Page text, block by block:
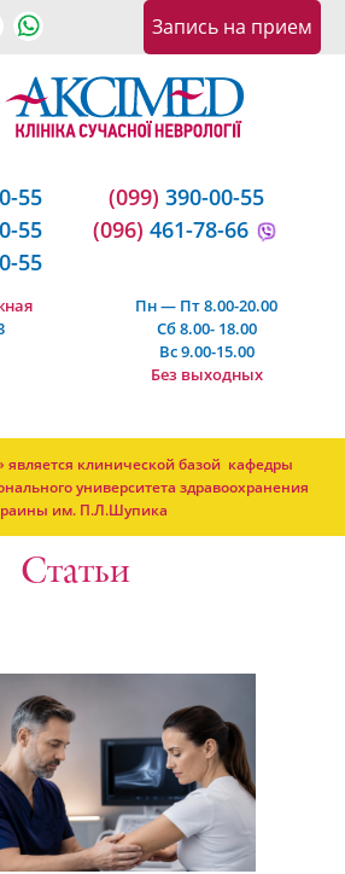
Запись на приeм
55
55
55
(099) 390-00-55
(096) 461-78-66
Пн — Пт 8.00-20.00
Сб 8.00- 18.00
Вс 9.00-15.00
Без выходных
является клинической базой кафедры
университета здравоохранения
им. П.Л.Шупика
Статьи